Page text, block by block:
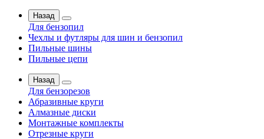
Назад
Для бензопил
Чехлы и футляры для шин и бензопил
Пильные шины
Пильные цепи
Назад
Для бензорезов
Абразивные круги
Алмазные диски
Монтажные комплекты
Отрезные круги